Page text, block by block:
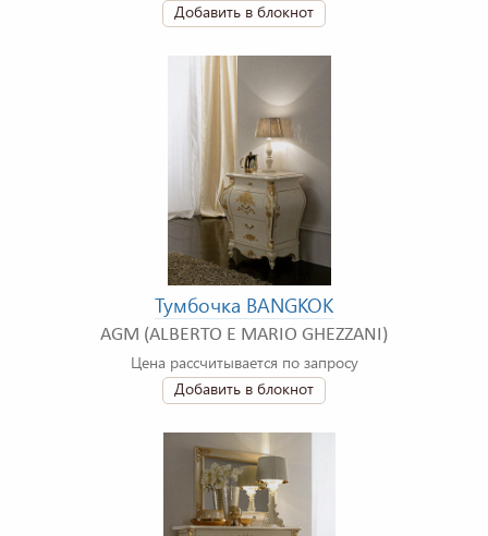
Добавить в блокнот
Тумбочка BANGKOK
AGM (ALBERTO E MARIO GHEZZANI)
Цена рассчитывается по запросу
Добавить в блокнот